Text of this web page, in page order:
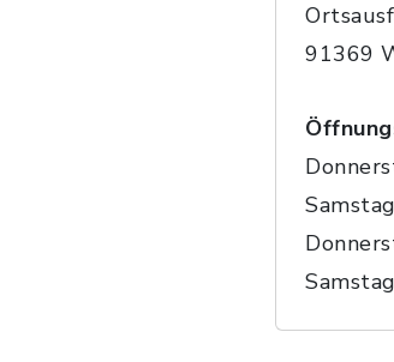
91369